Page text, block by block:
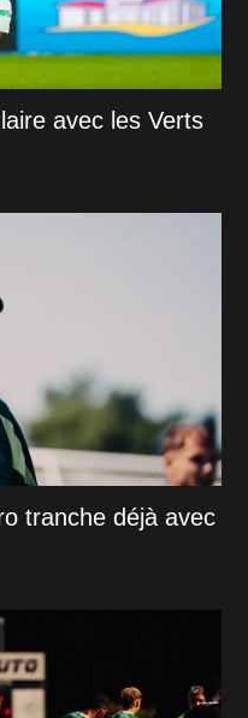
avec les Verts
tranche déjà avec